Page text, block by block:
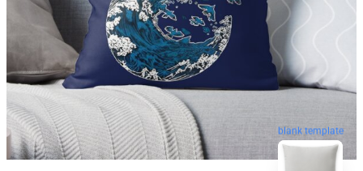
blank template